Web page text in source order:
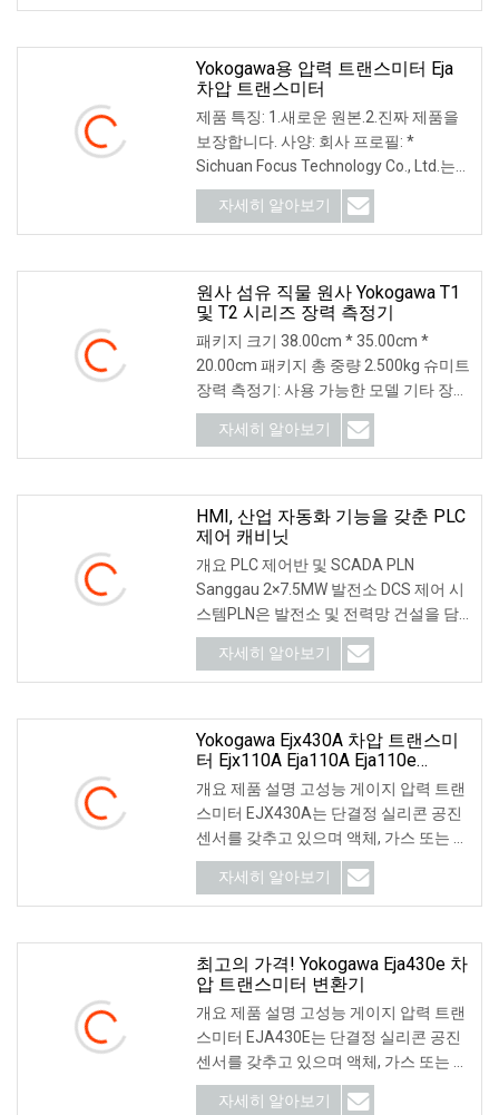
Schneider,
Yokogawa용 압력 트랜스미터 Eja
차압 트랜스미터
제품 특징: 1.새로운 원본.2.진짜 제품을
보장합니다. 사양: 회사 프로필: *
Sichuan Focus Technology Co., Ltd.는
젊고 활력이 넘치는 팀입니다! 우리는 10
년 이상의 경험을 가지고 있습니다.
자세히 알아보기
원사 섬유 직물 원사 Yokogawa T1
및 T2 시리즈 장력 측정기
패키지 크기 38.00cm * 35.00cm *
20.00cm 패키지 총 중량 2.500kg 슈미트
장력 측정기: 사용 가능한 모델 기타 장력
범위, 요청 시 헤드 너비 측정 가능. 기타
측정 단위
자세히 알아보기
HMI, 산업 자동화 기능을 갖춘 PLC
제어 캐비닛
개요 PLC 제어반 및 SCADA PLN
Sanggau 2×7.5MW 발전소 DCS 제어 시
스템PLN은 발전소 및 전력망 건설을 담
당하는 인도네시아 국가 전력망 공사입
니다.
자세히 알아보기
Yokogawa Ejx430A 차압 트랜스미
터 Ejx110A Eja110A Eja110e
Eja430e
개요 제품 설명 고성능 게이지 압력 트랜
스미터 EJX430A는 단결정 실리콘 공진
센서를 갖추고 있으며 액체, 가스 또는 증
기 압력을 측정하는 데 적합합니다. 그만
자세히 알아보기
최고의 가격! Yokogawa Eja430e 차
압 트랜스미터 변환기
개요 제품 설명 고성능 게이지 압력 트랜
스미터 EJA430E는 단결정 실리콘 공진
센서를 갖추고 있으며 액체, 가스 또는 증
기 압력을 측정하는 데 적합합니다. 그만
자세히 알아보기